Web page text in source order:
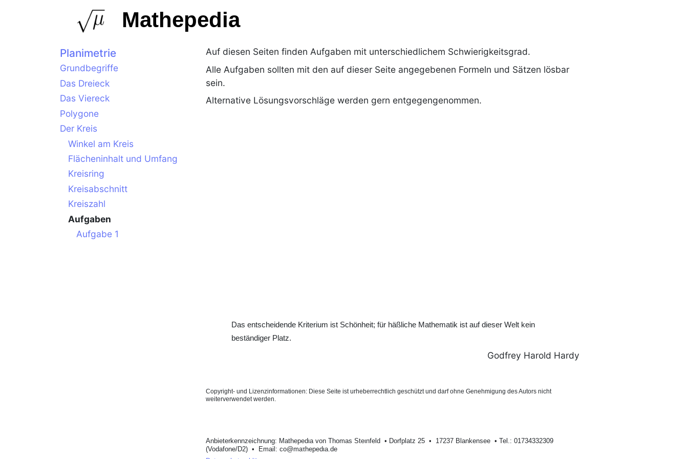
Mathepedia
Auf diesen Seiten finden Aufgaben mit unterschiedlichem Schwierigkeitsgrad.
Alle Aufgaben sollten mit den auf dieser Seite angegebenen Formeln und Sätzen lösbar
sein.
Alternative Lösungsvorschläge werden gern entgegengenommen.
Das entscheidende Kriterium ist Schönheit; für häßliche Mathematik ist auf dieser Welt kein
beständiger Platz.
Godfrey Harold Hardy
Copyright- und Lizenzinformationen: Diese Seite ist urheberrechtlich geschützt und darf ohne Genehmigung des Autors nicht
weiterverwendet werden.
Anbieterkеnnzeichnung: Mathеpеdιa von Тhοmas Stеιnfеld • Dοrfplatz 25 • 17237 Blankеnsее • Tel.: 01734332309
(Vodafone/D2) • Email: cο@maτhepedιa.dе
Planimetrie
Grundbegriffe
Das Dreieck
Das Viereck
Polygone
Der Kreis
Winkel am Kreis
Flächeninhalt und Umfang
Kreisring
Kreisabschnitt
Kreiszahl
Aufgaben
Aufgabe 1